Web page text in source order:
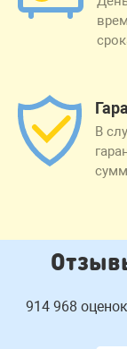
В
914 968 оценок